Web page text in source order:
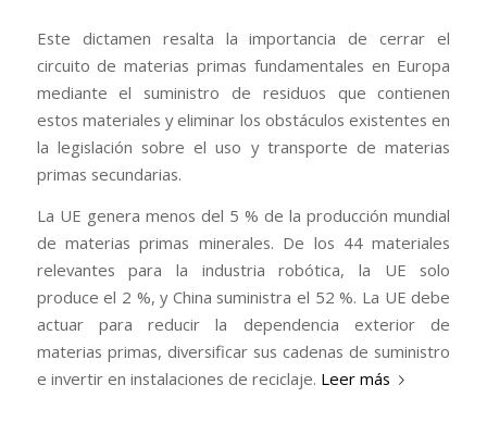
Este dictamen resalta la importancia de cerrar el
circuito de materias primas fundamentales en Europa
mediante el suministro de residuos que contienen
estos materiales y eliminar los obstáculos existentes en
la legislación sobre el uso y transporte de materias
primas secundarias.
La UE genera menos del 5 % de la producción mundial
de materias primas minerales. De los 44 materiales
relevantes para la industria robótica, la UE solo
produce el 2 %, y China suministra el 52 %. La UE debe
actuar para reducir la dependencia exterior de
materias primas, diversificar sus cadenas de suministro
e invertir en instalaciones de reciclaje. Leer más